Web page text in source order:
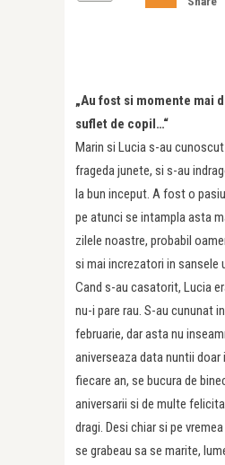
„Au fost si momente mai
suflet de copil…“
Marin si Lucia s-au
frageda junete, si s-au
la bun inceput. A fost o
pe atunci se intampla asta
zilele noastre, probabil
si mai increzatori in sansele
Cand s-au casatorit, Lucia
nu-i pare rau. S-au cununat
februarie, dar asta nu
aniverseaza data nuntii doar
fiecare an, se bucura de
aniversarii si de multe
dragi. Desi chiar si pe
se grabeau sa se marite,